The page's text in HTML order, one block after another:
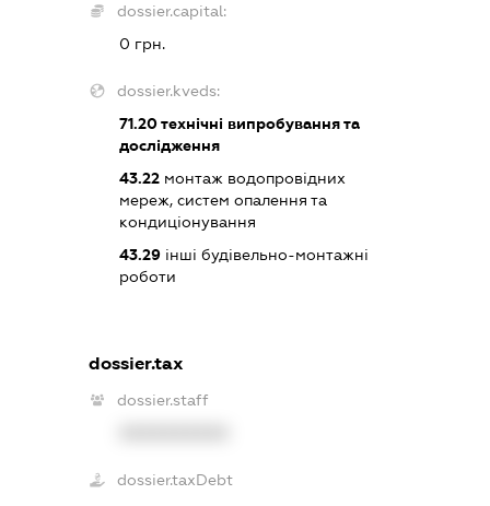
dossier.capital:
0 грн.
dossier.kveds:
71.20технічні випробування та
дослідження
43.22монтаж водопровідних
мереж, систем опалення та
кондиціонування
43.29інші будівельно-монтажні
роботи
dossier.tax
dossier.staff
dossier.taxDebt